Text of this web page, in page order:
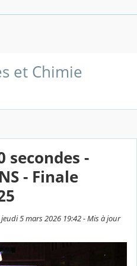
et Chimie
secondes -
- Finale
jeudi 5 mars 2026 19:42 - Mis à jour